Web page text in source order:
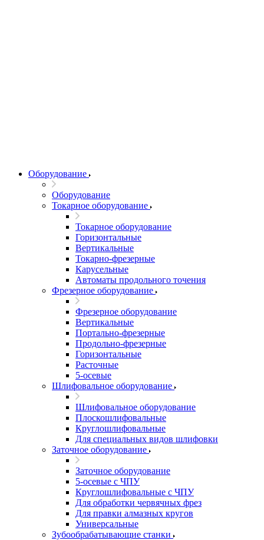
Оборудование
Оборудование
Токарное оборудование
Токарное оборудование
Горизонтальные
Вертикальные
Токарно-фрезерные
Карусельные
Автоматы продольного точения
Фрезерное оборудование
Фрезерное оборудование
Вертикальные
Портально-фрезерные
Продольно-фрезерные
Горизонтальные
Расточные
5-осевые
Шлифовальное оборудование
Шлифовальное оборудование
Плоскошлифовальные
Круглошлифовальные
Для специальных видов шлифовки
Заточное оборудование
Заточное оборудование
5-осевые с ЧПУ
Круглошлифовальные с ЧПУ
Для обработки червячных фрез
Для правки алмазных кругов
Универсальные
Зубообрабатывающие станки